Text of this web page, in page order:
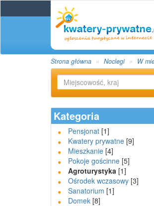
Strona główna Noclegi W
Kategoria
Pensjonat [1]
Kwatery prywatne [9]
Mieszkanie [4]
Pokoje gościnne [5]
Agroturystyka [1]
Ośrodek wczasowy [3]
Sanatorium [1]
Domek [8]